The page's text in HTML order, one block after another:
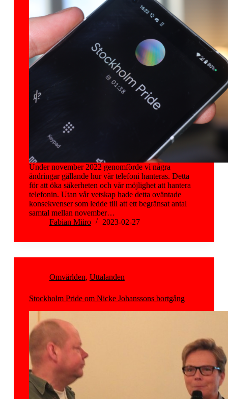
Under november 2022 genomförde vi några
ändringar gällande hur vår telefoni hanteras. Detta
för att öka säkerheten och vår möjlighet att hantera
telefonin. Utan vår vetskap hade detta oväntade
konsekvenser som ledde till att ett begränsat antal
samtal mellan november…
Fabian Miiro
2023-02-27
Omvärlden, Uttalanden
Stockholm Pride om Nicke Johanssons bortgång